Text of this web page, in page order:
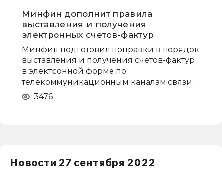
Минфин дополнит правила
выставления и получения
электронных счетов-фактур
Минфин подготовил поправки в порядок
выставления и получения счетов-фактур
в электронной форме по
телекоммуникационным каналам связи.
3476
Новости 27 сентября 2022